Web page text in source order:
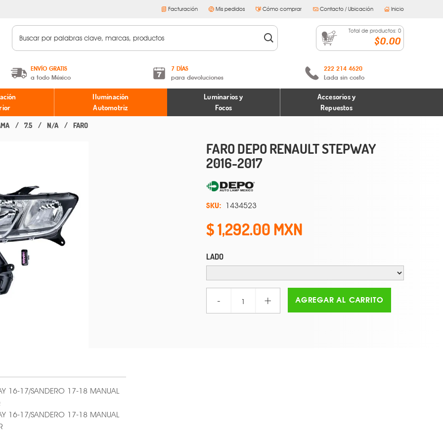
Facturación Mis pedidos Cómo comprar Contacto / Ubicación Inicio
Total de productos: 0
$0.00
ENVÍO GRATIS
a todo México
A partir de $599 MXN.
* Aplican restricciones
7 DÍAS
para devoluciones
Términos y condiciones
Políticas de devoluciones
222 214 4620
Lada sin costo
Iluminación
Automotriz
Luminarios y
Focos
Accesorios y
Repuestos
7.5 N/A FARO
FARO DEPO RENAULT STEPWAY
2016-2017
SKU: 1434523
1,292.00
LADO
- + AGREGAR AL CARRITO
16-17/SANDERO 17-18 MANUAL
16-17/SANDERO 17-18 MANUAL